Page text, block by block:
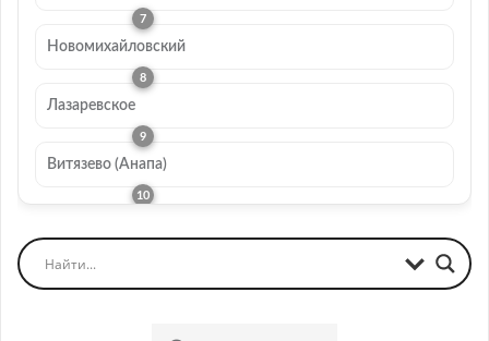
Новомихайловский
Лазаревское
Витязево (Анапа)